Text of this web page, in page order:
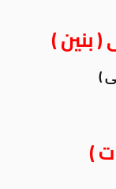
بنين )
)